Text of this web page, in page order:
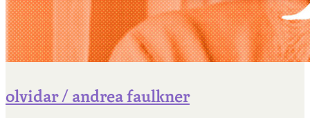
olvidar / andrea faulkner